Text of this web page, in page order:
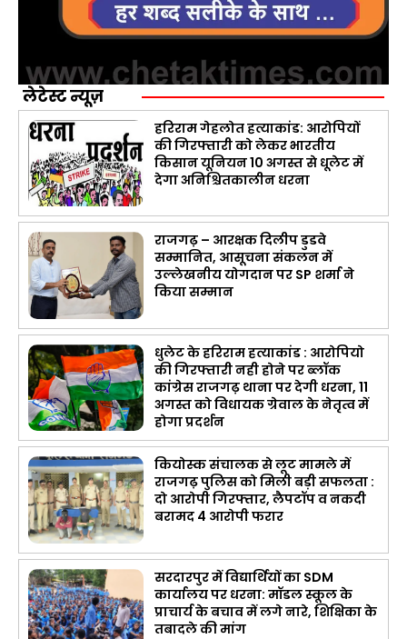
लेटेस्ट न्यूज़
हरिराम गेहलोत हत्याकांड: आरोपियों
की गिरफ्तारी को लेकर भारतीय
किसान यूनियन 10 अगस्त से धूलेट में
देगा अनिश्चितकालीन धरना
राजगढ़ – आरक्षक दिलीप डुडवे
सम्मानित, आसूचना संकलन में
उल्लेखनीय योगदान पर SP शर्मा ने
किया सम्मान
धुलेट के हरिराम हत्याकांड : आरोपियो
की गिरफ्तारी नही होने पर ब्लॉक
कांग्रेस राजगढ़ थाना पर देगी धरना, 11
अगस्त को विधायक ग्रेवाल के नेतृत्व में
होगा प्रदर्शन
कियोस्क संचालक से लूट मामले में
राजगढ़ पुलिस को मिली बड़ी सफलता :
दो आरोपी गिरफ्तार, लैपटॉप व नकदी
बरामद 4 आरोपी फरार
सरदारपुर में विद्यार्थियों का SDM
कार्यालय पर धरना: मॉडल स्कूल के
प्राचार्य के बचाव में लगे नारे, शिक्षिका के
तबादले की मांग